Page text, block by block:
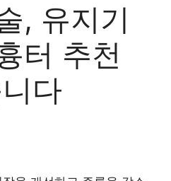
, 유지기
터 추천
다